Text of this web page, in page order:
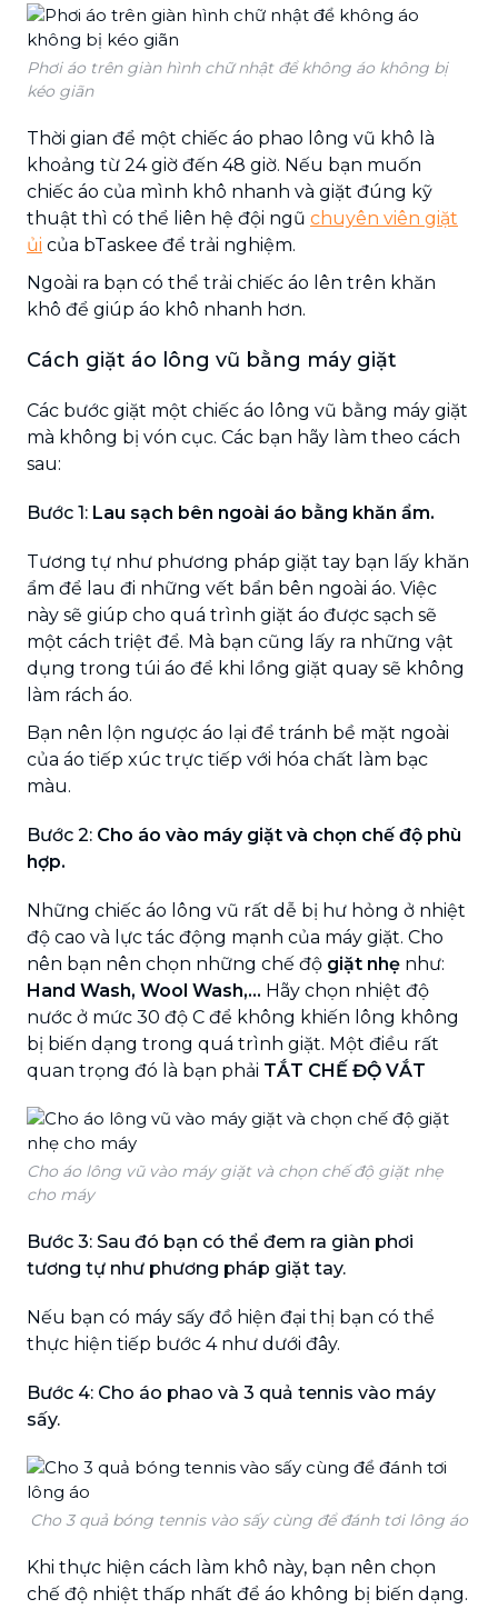
Phơi áo trên giàn hình chữ nhật để không áo không bị
kéo giãn
Thời gian để một chiếc áo phao lông vũ khô là
khoảng từ 24 giờ đến 48 giờ. Nếu bạn muốn
chiếc áo của mình khô nhanh và giặt đúng kỹ
thuật thì có thể liên hệ đội ngũ chuyên viên giặt
ủi của bTaskee để trải nghiệm.
Ngoài ra bạn có thể trải chiếc áo lên trên khăn
khô để giúp áo khô nhanh hơn.
Cách giặt áo lông vũ bằng máy giặt
Các bước giặt một chiếc áo lông vũ bằng máy giặt
mà không bị vón cục. Các bạn hãy làm theo cách
sau:
Bước 1: Lau sạch bên ngoài áo bằng khăn ẩm.
Tương tự như phương pháp giặt tay bạn lấy khăn
ẩm để lau đi những vết bẩn bên ngoài áo. Việc
này sẽ giúp cho quá trình giặt áo được sạch sẽ
một cách triệt để. Mà bạn cũng lấy ra những vật
dụng trong túi áo để khi lồng giặt quay sẽ không
làm rách áo.
Bạn nên lộn ngược áo lại để tránh bề mặt ngoài
của áo tiếp xúc trực tiếp với hóa chất làm bạc
màu.
Bước 2: Cho áo vào máy giặt và chọn chế độ phù
hợp.
Những chiếc áo lông vũ rất dễ bị hư hỏng ở nhiệt
độ cao và lực tác động mạnh của máy giặt. Cho
nên bạn nên chọn những chế độ giặt nhẹ như:
Hand Wash, Wool Wash,... Hãy chọn nhiệt độ
nước ở mức 30 độ C để không khiến lông không
bị biến dạng trong quá trình giặt. Một điều rất
quan trọng đó là bạn phải TẮT CHẾ ĐỘ VẮT
Cho áo lông vũ vào máy giặt và chọn chế độ giặt nhẹ
cho máy
Bước 3: Sau đó bạn có thể đem ra giàn phơi
tương tự như phương pháp giặt tay.
Nếu bạn có máy sấy đồ hiện đại thị bạn có thể
thực hiện tiếp bước 4 như dưới đây.
Bước 4: Cho áo phao và 3 quả tennis vào máy
sấy.
Cho 3 quả bóng tennis vào sấy cùng để đánh tơi lông áo
Khi thực hiện cách làm khô này, bạn nên chọn
chế độ nhiệt thấp nhất để áo không bị biến dạng.